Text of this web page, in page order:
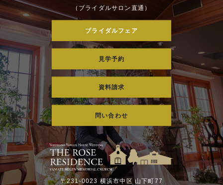
（ブライダルサロン直通）
ブライダルフェア
見学予約
資料請求
問い合わせ
〒231-0023 横浜市中区 山下町77